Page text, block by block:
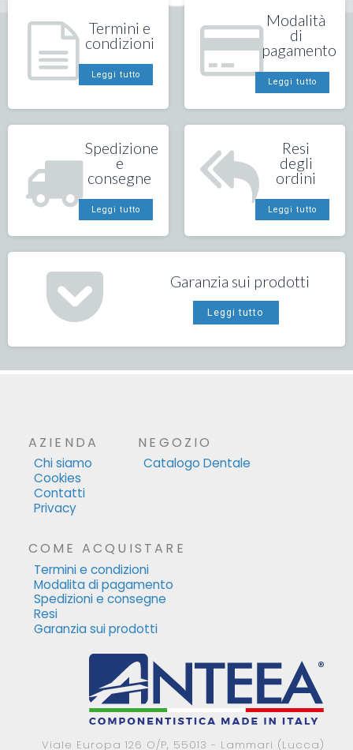
Termini e
condizioni
Leggi tutto
Modalità
di
pagamento
Leggi tutto
Spedizione
e
consegne
Leggi tutto
Resi
degli
ordini
Leggi tutto
Garanzia sui prodotti
Leggi tutto
AZIENDA
Chi siamo
Cookies
Contatti
Privacy
NEGOZIO
Catalogo Dentale
COME ACQUISTARE
Termini e condizioni
Modalita di pagamento
Spedizioni e consegne
Resi
Garanzia sui prodotti
Viale Europa 126 O/P, 55013 - Lammari (Lucca)